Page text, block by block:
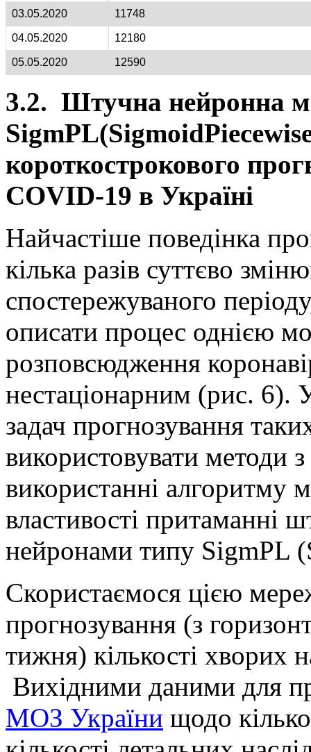
03.05.2020 11748
04.05.2020 12180
05.05.2020 12590
3.2. Штучна нейронна
короткострокового
COVID-19 в Україні
Найчастіше поведінка
кілька разів суттєво
спостережуваного
описати процес однією
розповсюдження
нестаціонарним (рис. 6).
задач прогнозування
використовувати методи
використанні алгоритму
властивості притаманні
нейронами типу SigmPL
Скористаємося цією
прогнозування (з
тижня) кількості хворих
Вихідними даними для
МОЗ України щодо